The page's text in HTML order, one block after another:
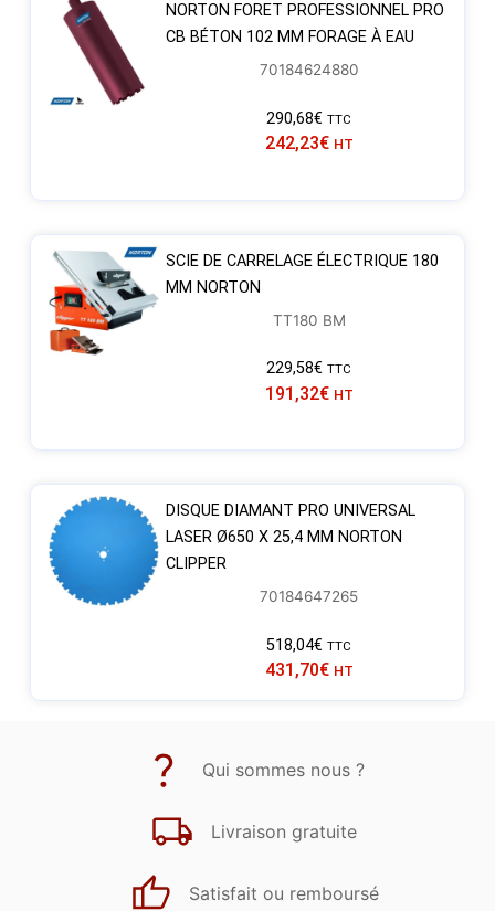
NORTON FORET PROFESSIONNEL PRO
CB BÉTON 102 MM FORAGE À EAU
70184624880
290,68€ TTC
242,23€ HT
SCIE DE CARRELAGE ÉLECTRIQUE 180
MM NORTON
TT180 BM
229,58€ TTC
191,32€ HT
DISQUE DIAMANT PRO UNIVERSAL
LASER Ø650 X 25,4 MM NORTON
CLIPPER
70184647265
518,04€ TTC
431,70€ HT
Qui sommes nous ?
Livraison gratuite
Satisfait ou remboursé